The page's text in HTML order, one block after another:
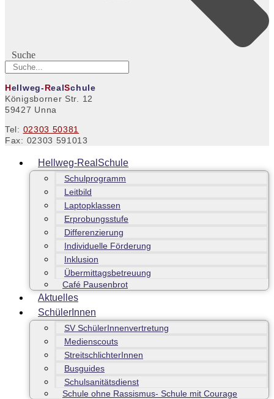
Suche
Hellweg-RealSchule
Königsborner Str. 12
59427 Unna
Tel: 02303 50381
Fax: 02303 591013
Hellweg-RealSchule
Schulprogramm
Leitbild
Laptopklassen
Erprobungsstufe
Differenzierung
Individuelle Förderung
Inklusion
Übermittagsbetreuung
Café Pausenbrot
Aktuelles
SchülerInnen
SV SchülerInnenvertretung
Medienscouts
StreitschlichterInnen
Busguides
Schulsanitätsdienst
Schule ohne Rassismus- Schule mit Courage